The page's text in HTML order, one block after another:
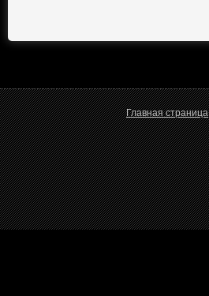
Главная страница